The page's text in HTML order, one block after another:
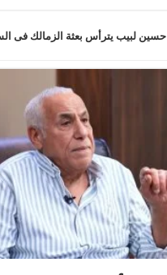
حسين لبيب يترأس بعثة الزمالك فى